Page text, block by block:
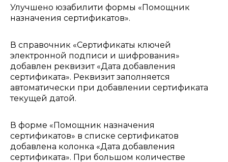
Улучшено юзабилити формы «Помощник
назначения сертификатов».
В справочник «Сертификаты ключей
электронной подписи и шифрования»
добавлен реквизит «Дата добавления
сертификата». Реквизит заполняется
автоматически при добавлении сертификата
текущей датой.
В форме «Помощник назначения
сертификатов» в списке сертификатов
добавлена колонка «Дата добавления
сертификата». При большом количестве